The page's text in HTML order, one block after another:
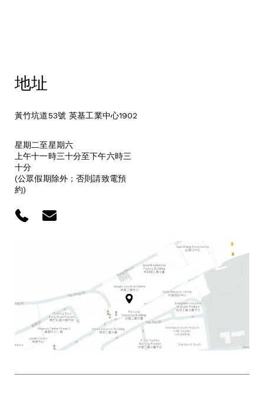
地址
黃竹坑道53號 英基工業中心1902
星期二至星期六
上午十一時三十分至下午六時三
十分
(公眾假期除外；否則請致電預
約)